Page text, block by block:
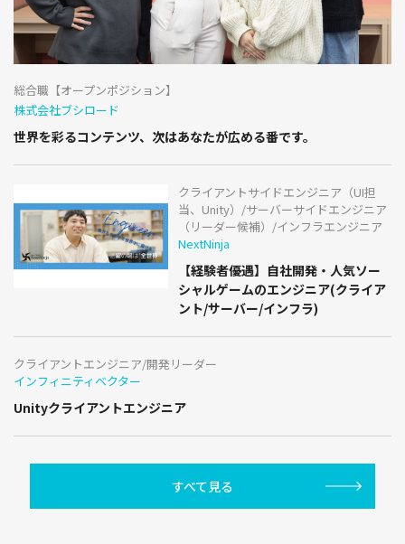
総合職【オープンポジション】
株式会社ブシロード
世界を彩るコンテンツ、次はあなたが広める番です。
クライアントサイドエンジニア（UI担
当、Unity）/サーバーサイドエンジニア
（リーダー候補）/インフラエンジニア
NextNinja
【経験者優遇】自社開発・人気ソー
シャルゲームのエンジニア(クライア
ント/サーバー/インフラ)
クライアントエンジニア/開発リーダー
インフィニティベクター
Unityクライアントエンジニア
すべて見る